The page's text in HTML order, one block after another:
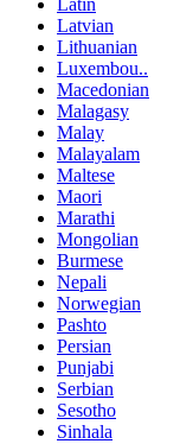
Latvian
Lithuanian
Luxembou..
Macedonian
Malagasy
Malay
Malayalam
Maltese
Maori
Marathi
Mongolian
Burmese
Nepali
Norwegian
Pashto
Persian
Punjabi
Serbian
Sesotho
Sinhala